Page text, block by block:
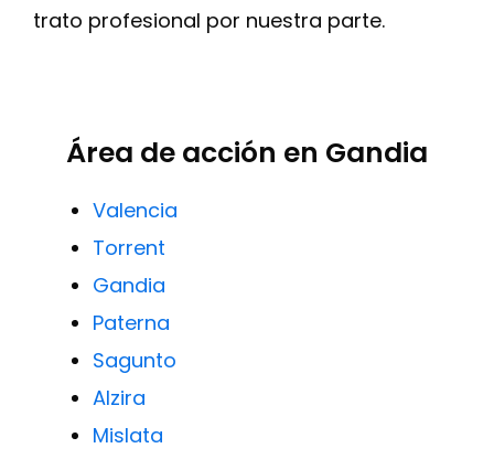
trato profesional por nuestra parte.
Área de acción en Gandia
Valencia
Torrent
Gandia
Paterna
Sagunto
Alzira
Mislata